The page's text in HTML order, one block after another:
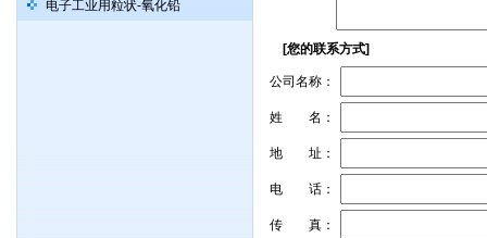
电子工业用粒状-氧化铅
[您的联系方式]
公司名称：
姓 名：
地 址：
电 话：
传 真：